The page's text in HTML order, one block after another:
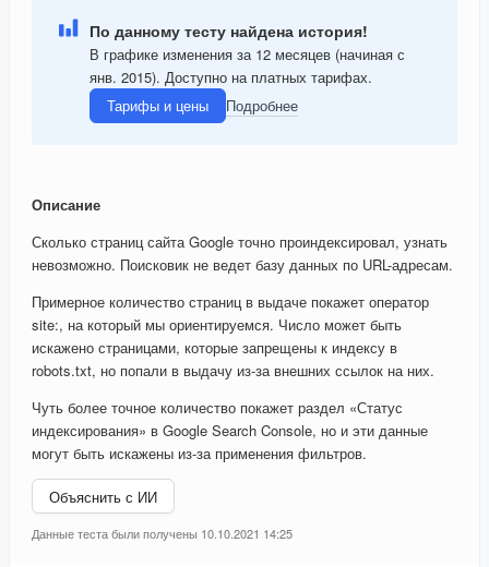
По данному тесту найдена история!
В графике изменения за 12 месяцев (начиная с
янв. 2015). Доступно на платных тарифах.
Тарифы и цены
Подробнее
Описание
Сколько страниц сайта Google точно проиндексировал, узнать
невозможно. Поисковик не ведет базу данных по URL-адресам.
Примерное количество страниц в выдаче покажет оператор
site:, на который мы ориентируемся. Число может быть
искажено страницами, которые запрещены к индексу в
robots.txt, но попали в выдачу из-за внешних ссылок на них.
Чуть более точное количество покажет раздел «Статус
индексирования» в Google Search Console, но и эти данные
могут быть искажены из-за применения фильтров.
Объяснить с ИИ
Данные теста были получены 10.10.2021 14:25